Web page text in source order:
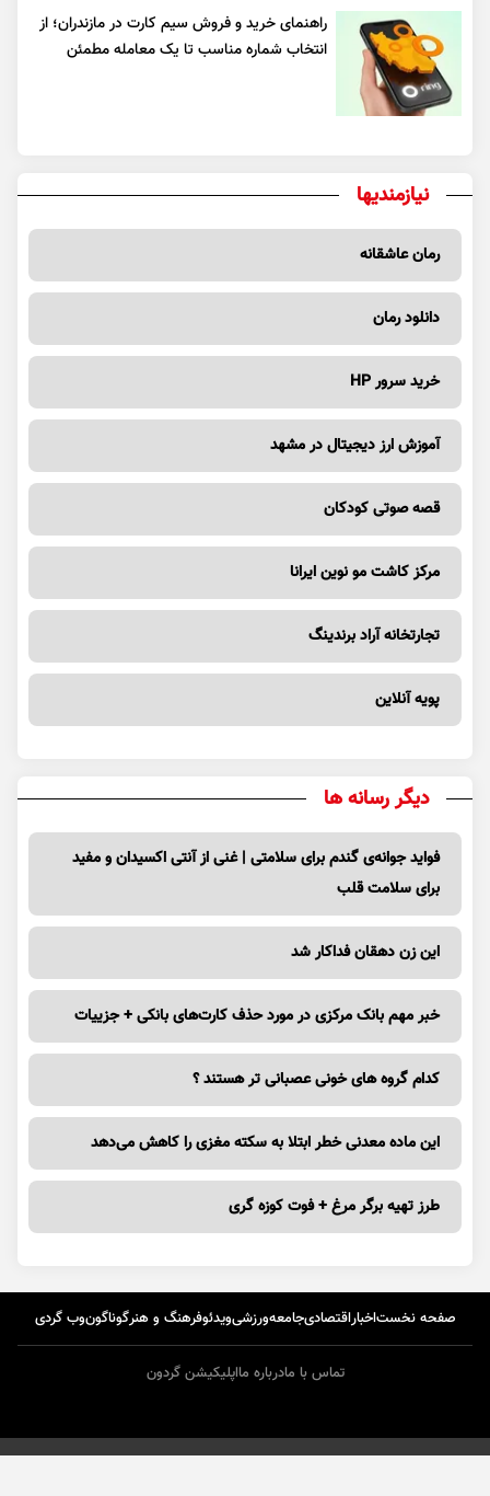
راهنمای خرید و فروش سیم کارت در مازندران؛ از
انتخاب شماره مناسب تا یک معامله مطمئن
نیازمندیها
رمان عاشقانه
دانلود رمان
خرید سرور HP
آموزش ارز دیجیتال در مشهد
قصه صوتی کودکان
مرکز کاشت مو نوین ایرانا
تجارتخانه آراد برندینگ
پویه آنلاین
دیگر رسانه ها
فواید جوانه‌ی گندم برای سلامتی | غنی از آنتی اکسیدان و مفید
برای سلامت قلب
این زن دهقان فداکار شد
خبر مهم بانک مرکزی در مورد حذف کارت‌های بانکی + جزییات
کدام گروه های خونی عصبانی تر هستند ؟
این ماده معدنی خطر ابتلا به سکته مغزی را کاهش می‌دهد
طرز تهیه برگر مرغ + فوت کوزه گری
صفحه نخستاخباراقتصادیجامعهورزشیویدئوفرهنگ و هنرگوناگونوب گردی
تماس با مادرباره مااپلیکیشن گردون